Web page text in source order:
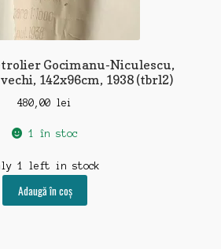
Gocimanu-Niculescu,
142x96cm, 1938 (tbrl2)
480,00 lei
1 în stoc
1 left in stock
Adaugă în coș